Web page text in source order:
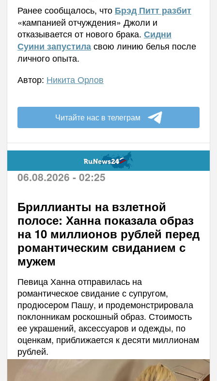
Ранее сообщалось, что Брэд Питт разбит
«кампанией отчуждения» Джоли и
отказывается от нового брака. Сидни
Суини запустиласвою линию белья после
личного опыта.
Автор: Никита Орлов
Читайте нас в телеграм
06.08.2026 - 02:25
Бриллианты на взлетной
полосе: Ханна показала образ
на 10 миллионов рублей перед
романтическим свиданием с
мужем
Певица Ханна отправилась на
романтическое свидание с супругом,
продюсером Пашу, и продемонстрировала
поклонникам роскошный образ. Стоимость
ее украшений, аксессуаров и одежды, по
оценкам, приближается к десяти миллионам
рублей.